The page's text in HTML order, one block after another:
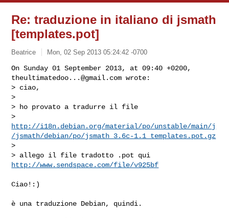
Re: traduzione in italiano di jsmath
[templates.pot]
Beatrice Mon, 02 Sep 2013 05:24:42 -0700
theultimatedoo...@gmail.com wrote:
> ciao,
>
> ho provato a tradurre il file
http://i18n.debian.org/material/po/unstable/main/j
/jsmath/debian/po/jsmath_3.6c-1.1_templates.pot.gz
>
http://www.sendspace.com/file/v925bf
Ciao!:)
è una traduzione Debian, quindi.